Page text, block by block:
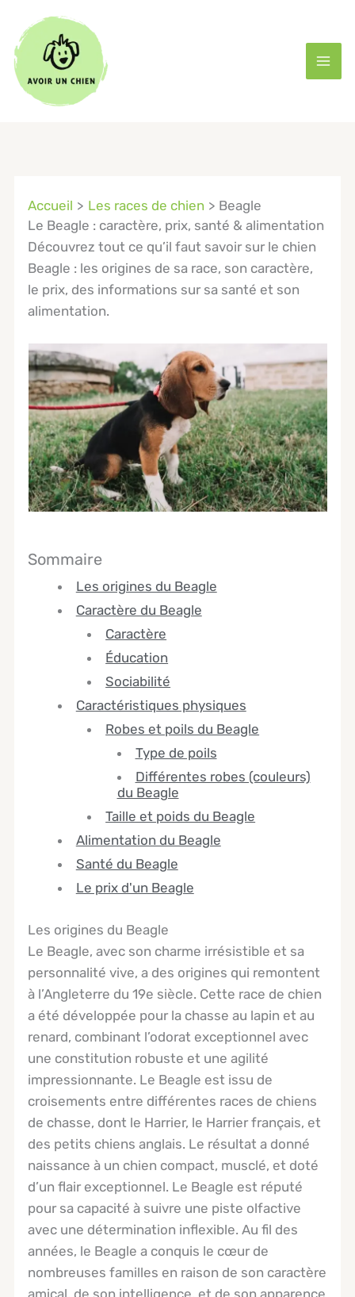
contenu
Accueil Les races de chien
Beagle
Le Beagle : caractère, prix, santé & alimentation
Découvrez tout ce qu’il faut savoir sur le chien
Beagle : les origines de sa race, son caractère,
le prix, des informations sur sa santé et son
alimentation.
Sommaire
Les origines du Beagle
Caractère du Beagle
Caractère
Éducation
Sociabilité
Caractéristiques physiques
Robes et poils du Beagle
Type de poils
Différentes robes (couleurs)
du Beagle
Taille et poids du Beagle
Alimentation du Beagle
Santé du Beagle
Le prix d'un Beagle
Les origines du Beagle
Le Beagle, avec son charme irrésistible et sa
personnalité vive, a des origines qui remontent
à l’Angleterre du 19e siècle. Cette race de chien
a été développée pour la chasse au lapin et au
renard, combinant l’odorat exceptionnel avec
une constitution robuste et une agilité
impressionnante. Le Beagle est issu de
croisements entre différentes races de chiens
de chasse, dont le Harrier, le Harrier français, et
des petits chiens anglais. Le résultat a donné
naissance à un chien compact, musclé, et doté
d’un flair exceptionnel. Le Beagle est réputé
pour sa capacité à suivre une piste olfactive
avec une détermination inflexible. Au fil des
années, le Beagle a conquis le cœur de
nombreuses familles en raison de son caractère
amical, de son intelligence, et de son apparence